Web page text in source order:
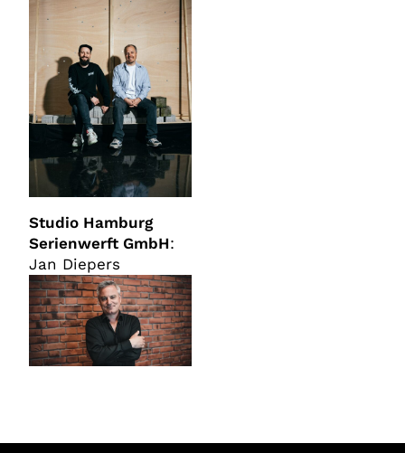
Studio Hamburg
Serienwerft GmbH:
Jan Diepers